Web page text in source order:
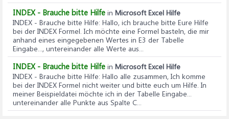
INDEX - Brauche bitte Hilfe in Microsoft Excel Hilfe
INDEX - Brauche bitte Hilfe: Hallo, ich brauche bitte Eure Hilfe
bei der INDEX Formel. Ich möchte eine Formel basteln, die mir
anhand eines eingegebenen Wertes in E3 der Tabelle
Eingabe..., untereinander alle Werte aus...
INDEX - Brauche bitte Hilfe in Microsoft Excel Hilfe
INDEX - Brauche bitte Hilfe: Hallo alle zusammen, Ich komme
bei der INDEX Formel nicht weiter und bitte euch um Hilfe. In
meiner Beispieldatei möchte ich in der Tabelle Eingabe...
untereinander alle Punkte aus Spalte C...